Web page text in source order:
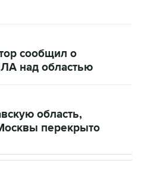
сообщил о
над областью
область,
перекрыто